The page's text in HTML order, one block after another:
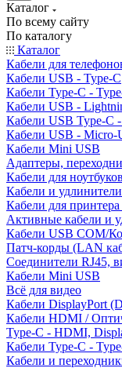
Каталог
По всему сайту
По каталогу
Каталог
Кабели для
Кабели USB - Type-C
Кабели Type-C -
Кабели USB -
Кабели USB Type-C
Кабели USB - Micro-
Кабели Mini USB
Адаптеры,
Кабели для
Кабели и
Кабели для
Активные кабели и
Кабели USB COM/
Патч-корды (LAN
Соединители RJ45,
Кабели Mini USB
Всё для видео
Кабели DisplayPort
Кабели HDMI /
Type-C - HDMI,
Кабели Type-C -
Кабели и